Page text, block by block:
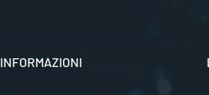
INFORMAZIONI